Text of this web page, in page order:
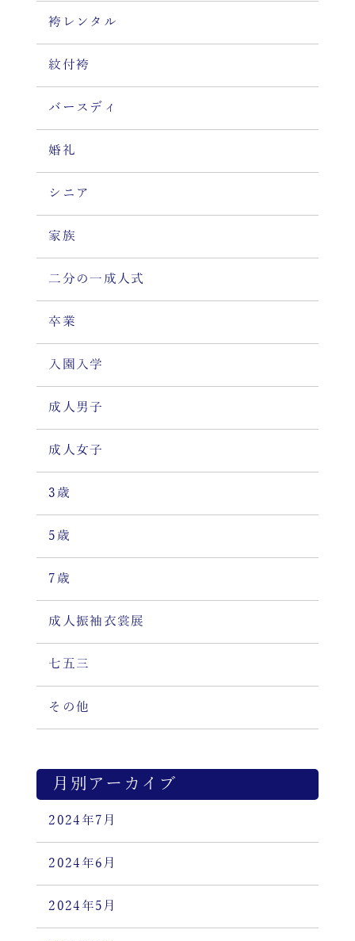
袴レンタル
紋付袴
バースディ
婚礼
シニア
家族
二分の一成人式
卒業
入園入学
成人男子
成人女子
3歳
5歳
7歳
成人振袖衣裳展
七五三
その他
月別アーカイブ
2024年7月
2024年6月
2024年5月